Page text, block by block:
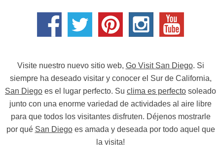
Visite nuestro nuevo sitio web, Go Visit San Diego. Si
siempre ha deseado visitar y conocer el Sur de California,
San Diego es el lugar perfecto. Su clima es perfecto soleado
junto con una enorme variedad de actividades al aire libre
para que todos los visitantes disfruten. Déjenos mostrarle
por qué San Diegoes amada y deseada por todo aquel que
la visita!